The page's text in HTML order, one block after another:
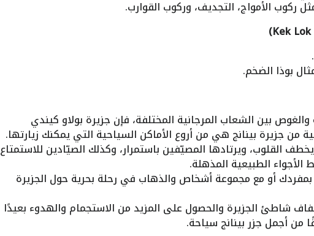
ركوب الأمواج، التجديف، وركوب القوارب.
بوذا الضخم.
بين الشعاب المرجانية المختلفة، فإن جزيرة بولاو كيندي
من جزيرة بينانج هي من أروع الأماكن السياحية التي يمكنك زيارتها.
القلوب، ويرتادها المصيّفين باستمرار، وكذلك الصيّادين للاستمتاع
الطبيعية المذهلة.
أو مع مجموعة أشخاص والذهاب في رحلة بحرية حول الجزيرة
شاطئ الجزيرة والحصول على المزيد من الاستجمام والهدوء بعيدًا
من أجمل جزر بينانج سياحة.